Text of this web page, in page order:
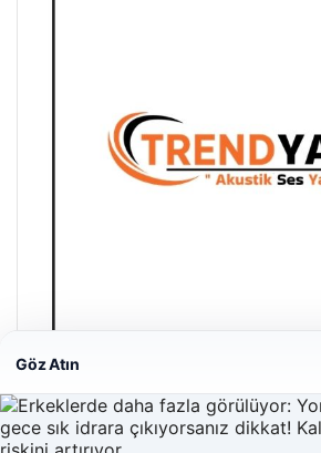
Trend Yapı Akustik
18/04/2026
Göz Atın